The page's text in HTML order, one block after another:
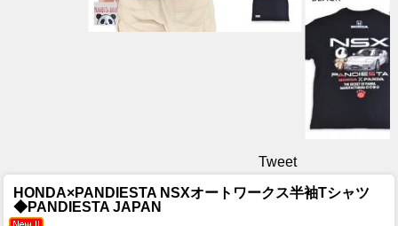
Tweet
HONDA×PANDIESTA NSXオートワークス半袖Tシャツ
◆PANDIESTA JAPAN